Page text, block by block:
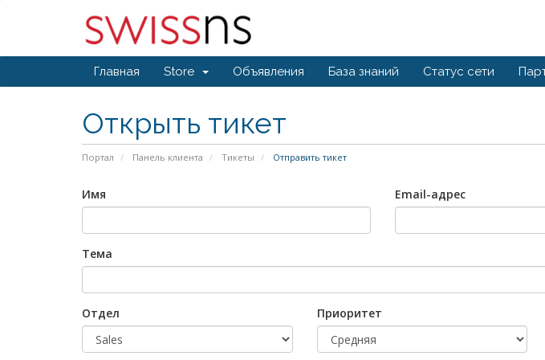
Главная Store Объявления База знаний Статус сети
Открыть тикет
Портал Панель клиента Тикеты Отправить тикет
Имя Email-адрес
Тема
Отдел Приоритет